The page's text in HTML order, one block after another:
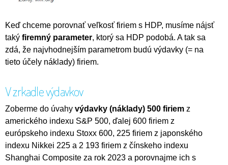
Keď chceme porovnať veľkosť firiem s HDP, musíme nájsť
taký firemný parameter, ktorý sa HDP podobá. A tak sa
zdá, že najvhodnejším parametrom budú výdavky (= na
tieto účely náklady) firiem.
V zrkadle výdavkov
Zoberme do úvahy výdavky (náklady) 500 firiem z
amerického indexu S&P 500, ďalej 600 firiem z
európskeho indexu Stoxx 600, 225 firiem z japonského
indexu Nikkei 225 a 2 193 firiem z čínskeho indexu
Shanghai Composite za rok 2023 a porovnajme ich s